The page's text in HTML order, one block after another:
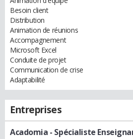
Besoin client
Distribution
Animation de réunions
Accompagnement
Microsoft Excel
Conduite de projet
Communication de crise
Adaptabilité
Entreprises
Acadomia - Spécialiste